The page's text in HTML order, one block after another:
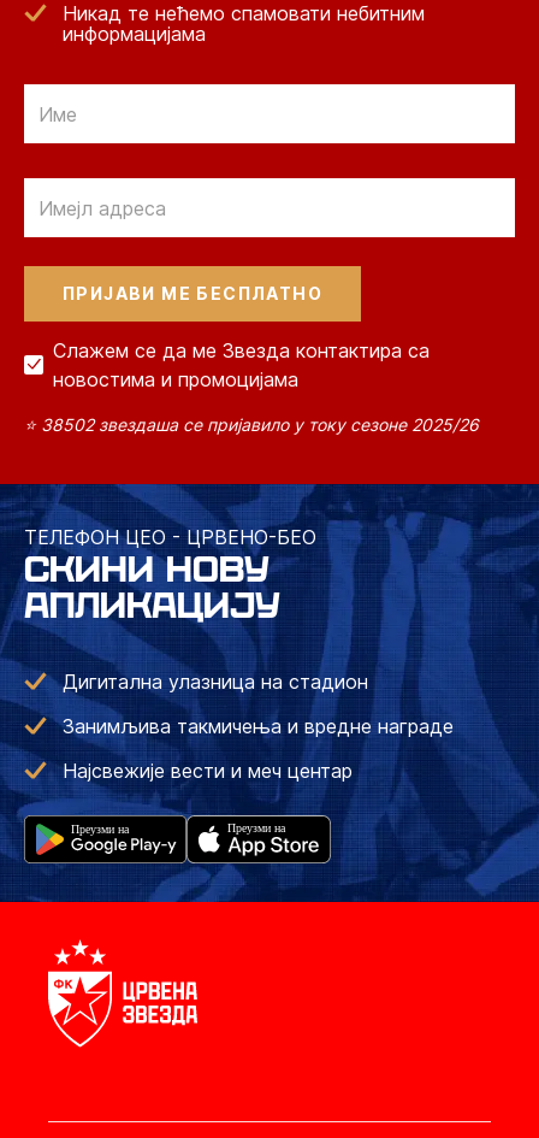
Никад те нећемо спамовати небитним
информацијама
Слажем се да ме Звезда контактира са
новостима и промоцијама
⭐ 38502 звездаша се пријавило у току сезоне 2025/26
ТЕЛЕФОН ЦЕО - ЦРВЕНО-БЕО
СКИНИ НОВУ
АПЛИКАЦИЈУ
Дигитална улазница на стадион
Занимљива такмичења и вредне награде
Најсвежије вести и меч центар